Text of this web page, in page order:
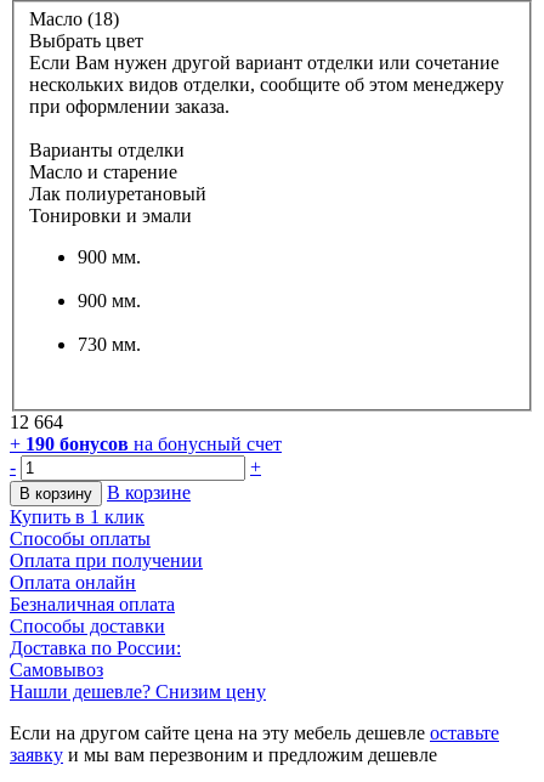
Масло (18)
Выбрать цвет
Если Вам нужен другой вариант отделки или сочетание
нескольких видов отделки, сообщите об этом менеджеру
при оформлении заказа.
Варианты отделки
Масло и старение
Лак полиуретановый
Тонировки и эмали
900 мм.
900 мм.
730 мм.
12 664
+ 190 бонусов на бонусный счет
-
+
В корзину
В корзине
Купить в 1 клик
Способы оплаты
Оплата при получении
Оплата онлайн
Безналичная оплата
Способы доставки
Доставка по России:
Самовывоз
Нашли дешевле? Снизим цену
Если на другом сайте цена на эту мебель дешевле оставьте
заявку и мы вам перезвоним и предложим дешевле